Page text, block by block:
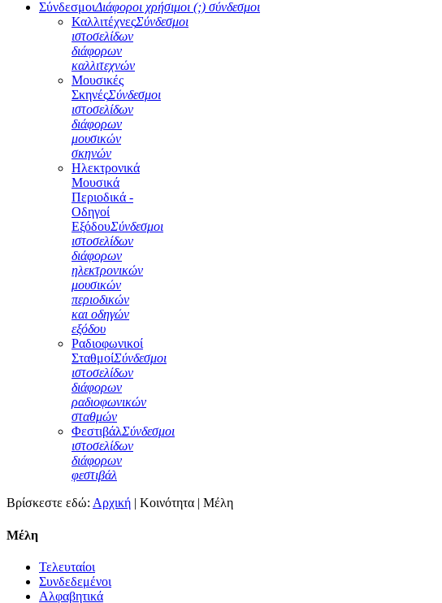
ΣύνδεσμοιΔιάφοροι χρήσιμοι (;) σύνδεσμοι
ΚαλλιτέχνεςΣύνδεσμοι
ιστοσελίδων
διάφορων
καλλιτεχνών
Μουσικές
ΣκηνέςΣύνδεσμοι
ιστοσελίδων
διάφορων
μουσικών
σκηνών
Ηλεκτρονικά
Μουσικά
Περιοδικά -
Οδηγοί
ΕξόδουΣύνδεσμοι
ιστοσελίδων
διάφορων
ηλεκτρονικών
μουσικών
περιοδικών
και οδηγών
εξόδου
Ραδιοφωνικοί
ΣταθμοίΣύνδεσμοι
ιστοσελίδων
διάφορων
ραδιοφωνικών
σταθμών
ΦεστιβάλΣύνδεσμοι
ιστοσελίδων
διάφορων
φεστιβάλ
Βρίσκεστε εδώ: Αρχική | Κοινότητα | Μέλη
Μέλη
Τελευταίοι
Συνδεδεμένοι
Αλφαβητικά